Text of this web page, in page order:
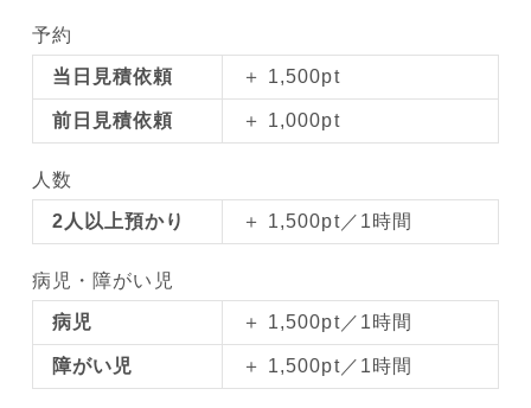
予約
当日見積依頼 ＋ 1,500pt
前日見積依頼 ＋ 1,000pt
人数
2人以上預かり ＋ 1,500pt／1時間
病児・障がい児
病児 ＋ 1,500pt／1時間
障がい児 ＋ 1,500pt／1時間